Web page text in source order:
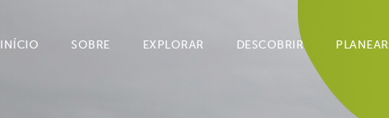
INÍCIO SOBRE EXPLORAR DESCOBRIR PLANEAR